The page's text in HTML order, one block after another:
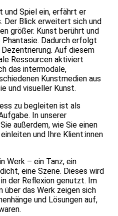
und Spiel ein, erfährt er
Der Blick erweitert sich und
größer. Kunst berührt und
Dadurch erfolgt
Auf diesem
Ressourcen aktiviert
das intermodale,
Kunstmedien aus
und visueller Kunst.
zu begleiten ist als
In unserer
außerdem, wie Sie einen
und Ihre Klient:innen
Werk – ein Tanz, ein
eine Szene. Dieses wird
der Reflexion genutzt. Im
über das Werk zeigen sich
und Lösungen auf,